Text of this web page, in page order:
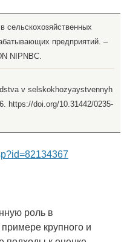
сельскохозяйственных
предприятий. –
NIPNBC.
v selskokhozyaystvennyh
https://doi.org/10.31442/0235-
роль в
крупного и